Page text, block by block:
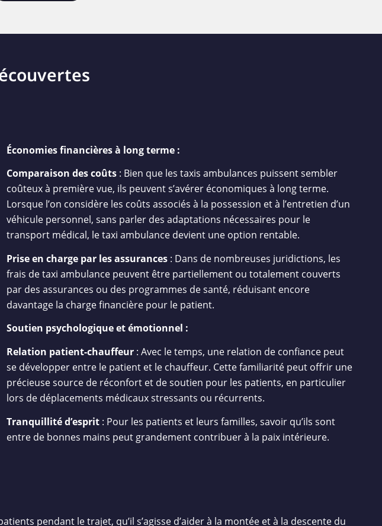
Économies financières à long terme :
Comparaison des coûts : Bien que les taxis ambulances puissent sembler
coûteux à première vue, ils peuvent s’avérer économiques à long terme.
Lorsque l’on considère les coûts associés à la possession et à l’entretien d’un
véhicule personnel, sans parler des adaptations nécessaires pour le
transport médical, le taxi ambulance devient une option rentable.
Prise en charge par les assurances : Dans de nombreuses juridictions, les
frais de taxi ambulance peuvent être partiellement ou totalement couverts
par des assurances ou des programmes de santé, réduisant encore
davantage la charge financière pour le patient.
Soutien psychologique et émotionnel :
Relation patient-chauffeur : Avec le temps, une relation de confiance peut
se développer entre le patient et le chauffeur. Cette familiarité peut offrir une
précieuse source de réconfort et de soutien pour les patients, en particulier
lors de déplacements médicaux stressants ou récurrents.
Tranquillité d’esprit : Pour les patients et leurs familles, savoir qu’ils sont
entre de bonnes mains peut grandement contribuer à la paix intérieure.
pendant le trajet, qu’il s’agisse d’aider à la montée et à la descente du